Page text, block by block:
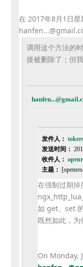
在 2017年8月1日星
调用这个方法的
接被删除了；但
发件人：
发送时间：
收件人：
主题：
在强制过期掉
如 get、set
既然如此，
On Monday,